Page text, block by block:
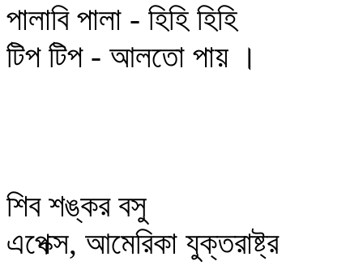
পালাবি পালা - হিহি হিহি
টিপ টিপ - আলতো পায় ।
শিব শঙ্কর বসু
এপেক্স, আমেরিকা যুক্তরাষ্ট্র